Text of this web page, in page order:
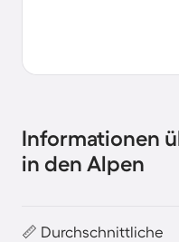
Informationen
in den Alpen
📏 Durchschnittliche